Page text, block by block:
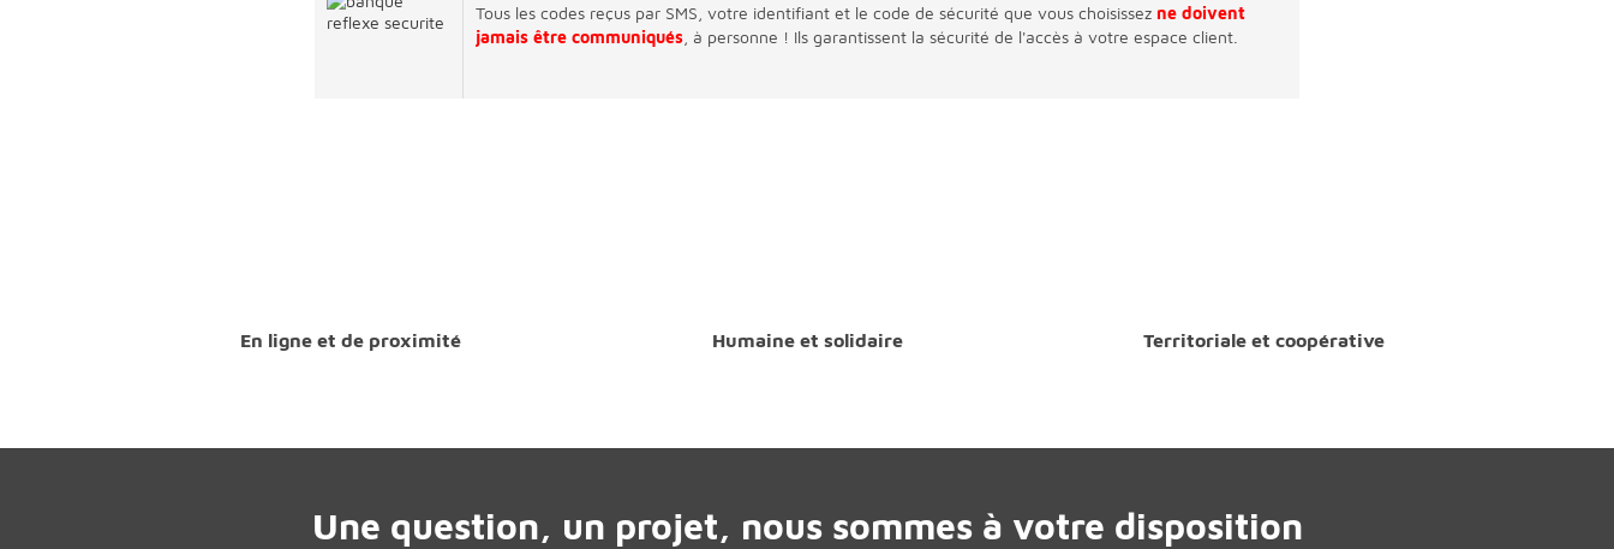
Tous les codes reçus par SMS, votre identifiant et le code de sécurité que vous choisissez ne doivent
jamais être communiqués , à personne ! Ils garantissent la sécurité de l'accès à votre espace client.
En ligne et de proximité Humaine et solidaire Territoriale et coopérative
Une question, un projet, nous sommes à votre disposition